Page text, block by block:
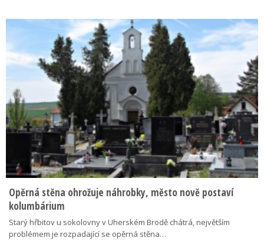
Opěrná stěna ohrožuje náhrobky, město nově postaví
kolumbárium
Starý hřbitov u sokolovny v Uherském Brodě chátrá, největším
problémem je rozpadající se opěrná stěna…